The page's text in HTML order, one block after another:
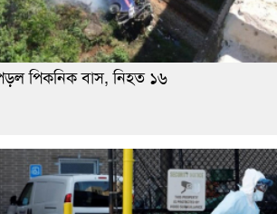
পিকনিক বাস, নিহত ১৬